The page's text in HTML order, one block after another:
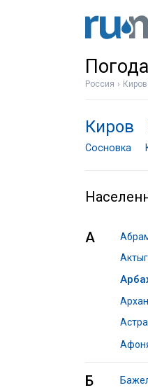
Россия
Киров
Сосновка
А
Б